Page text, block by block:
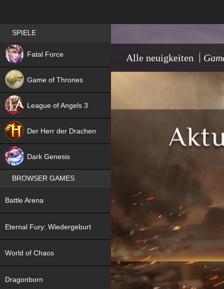
Alle neuigkeiten
Best RPG games in Germany
SPIELE
Fatal Force
NEW
Game of Thrones
League of Angels 3
Der Herr der Drachen
Dark Genesis
BROWSER GAMES
Battle Arena
Eternal Fury: Wiedergeburt
World of Chaos
Dragonborn